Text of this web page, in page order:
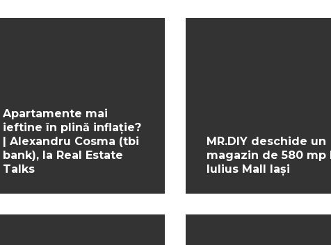
Apartamente mai
ieftine în plină inflație?
| Alexandru Cosma (tbi
bank), la Real Estate
Talks
MR.DIY deschide un
magazin de 580 mp
Iulius Mall Iași